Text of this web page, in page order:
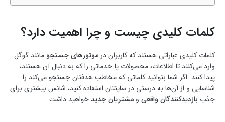
کلمات کلیدی چیست و چرا اهمیت دارد؟
کلمات کلیدی عباراتی هستند که کاربران در موتورهای جستجو مانند گوگل
وارد می‌کنند تا اطلاعات، محصولات یا خدماتی را که به دنبال آن هستند،
پیدا کنند. اگر شما بتوانید کلماتی که مخاطب هدفتان جستجو می‌کند را
شناسایی و از آن‌ها به درستی در سایتتان استفاده کنید، شانس بیشتری برای
جذب بازدیدکنندگان واقعی و مشتریان جدیدخواهید داشت.